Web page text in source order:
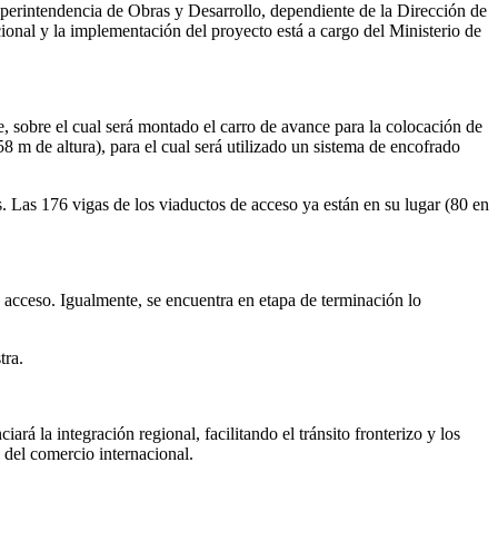
de Obras y Desarrollo, dependiente de la Dirección de
y la implementación del proyecto está a cargo del Ministerio de
el cual será montado el carro de avance para la colocación de
m de altura), para el cual será utilizado un sistema de encofrado
176 vigas de los viaductos de acceso ya están en su lugar (80 en
Igualmente, se encuentra en etapa de terminación lo
la integración regional, facilitando el tránsito fronterizo y los
comercio internacional.